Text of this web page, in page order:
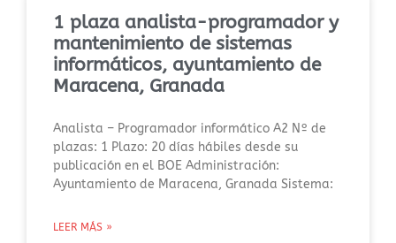
1 plaza analista-programador y
mantenimiento de sistemas
informáticos, ayuntamiento de
Maracena, Granada
Analista – Programador informático A2 Nº de
plazas: 1 Plazo: 20 días hábiles desde su
publicación en el BOE Administración:
Ayuntamiento de Maracena, Granada Sistema:
LEER MÁS »